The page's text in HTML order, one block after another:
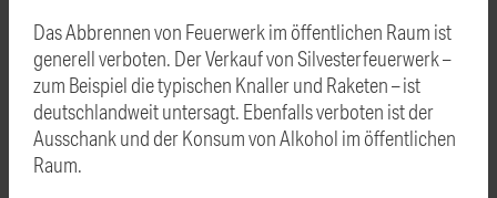
Das Abbrennen von Feuerwerk im öffentlichen Raum ist
generell verboten. Der Verkauf von Silvesterfeuerwerk –
zum Beispiel die typischen Knaller und Raketen – ist
deutschlandweit untersagt. Ebenfalls verboten ist der
Ausschank und der Konsum von Alkohol im öffentlichen
Raum.